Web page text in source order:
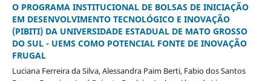
O PROGRAMA INSTITUCIONAL DE BOLSAS DE INICIAÇÃO
EM DESENVOLVIMENTO TECNOLÓGICO E INOVAÇÃO
(PIBITI) DA UNIVERSIDADE ESTADUAL DE MATO GROSSO
DO SUL - UEMS COMO POTENCIAL FONTE DE INOVAÇÃO
FRUGAL
Luciana Ferreira da Silva, Alessandra Paim Berti, Fabio dos Santos